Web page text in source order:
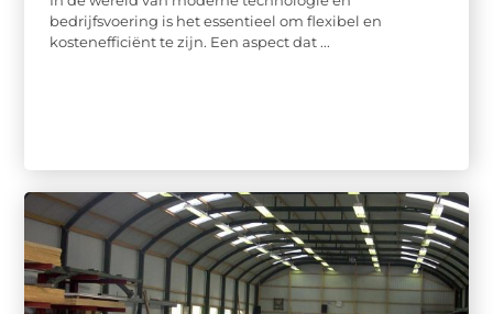
bedrijfsvoering is het essentieel om flexibel en
kostenefficiënt te zijn. Een aspect dat ...